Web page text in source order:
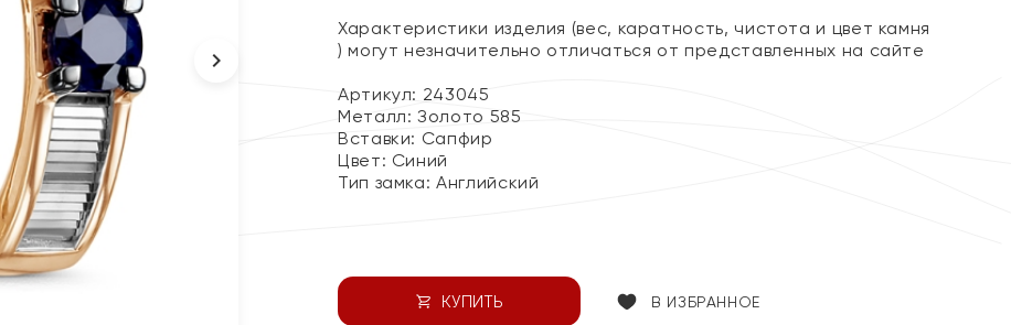
Характеристики изделия (вес, каратность, чистота и цвет камня
) могут незначительно отличаться от представленных на сайте
Артикул: 243045
Металл:Золото 585
Вставки: Сапфир
Цвет: Синий
Тип замка:Английский
КУПИТЬ В ИЗБРАННОЕ